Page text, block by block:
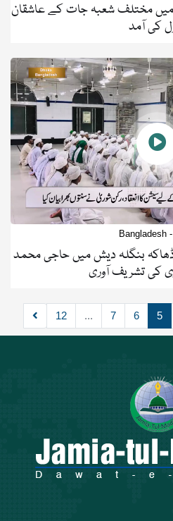
میں مختلف شعبہ جات کے عاشقان
کی آمد
Bangladesh
ڈھاکہ بنگلہ دیش میں حاجی محمد
کی تشریف آوری
5
6
7
...
12